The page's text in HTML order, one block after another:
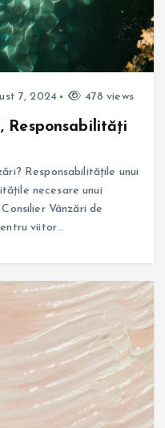
7, 2024 478 views
Responsabilități
Responsabilitățile unui
necesare unui
Vânzări de
viitor…